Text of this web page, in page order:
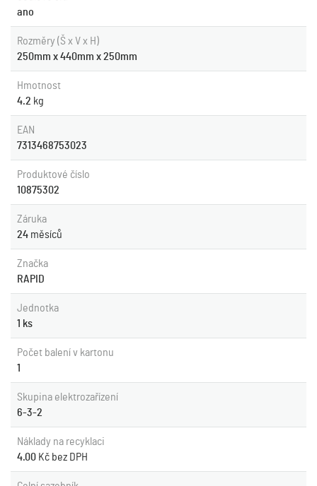
ano
Rozměry (Š x V x H)
250mm x 440mm x 250mm
Hmotnost
4.2 kg
EAN
7313468753023
Produktové číslo
10875302
Záruka
24 měsíců
Značka
RAPID
Jednotka
1 ks
Počet balení v kartonu
1
Skupina elektrozařízení
6-3-2
Náklady na recyklaci
4.00 Kč bez DPH